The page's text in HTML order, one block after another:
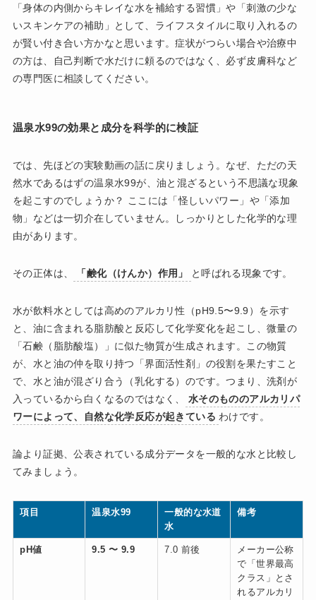
「身体の内側からキレイな水を補給する習慣」や「刺激の少な
いスキンケアの補助」として、ライフスタイルに取り入れるの
が賢い付き合い方かなと思います。症状がつらい場合や治療中
の方は、自己判断で水だけに頼るのではなく、必ず皮膚科など
の専門医に相談してください。
温泉水99の効果と成分を科学的に検証
では、先ほどの実験動画の話に戻りましょう。なぜ、ただの天
然水であるはずの温泉水99が、油と混ざるという不思議な現象
を起こすのでしょうか？ ここには「怪しいパワー」や「添加
物」などは一切介在していません。しっかりとした化学的な理
由があります。
その正体は、 「鹸化（けんか）作用」 と呼ばれる現象です。
水が飲料水としては高めのアルカリ性（pH9.5〜9.9）を示す
と、油に含まれる脂肪酸と反応して化学変化を起こし、微量の
「石鹸（脂肪酸塩）」に似た物質が生成されます。この物質
が、水と油の仲を取り持つ「界面活性剤」の役割を果たすこと
で、水と油が混ざり合う（乳化する）のです。つまり、洗剤が
入っているから白くなるのではなく、
水そのもののアルカリパ
ワーによって、自然な化学反応が起きている わけです。
論より証拠、公表されている成分データを一般的な水と比較し
てみましょう。
項目 温泉水99
一般的な水道
水
備考
pH値 9.5 〜 9.9 7.0 前後
メーカー公称
で「世界最高
クラス」とさ
れるアルカリ